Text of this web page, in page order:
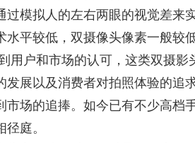
过模拟人的左右两眼的视觉差来
水平较低，双摄像头像素一般较
用户和市场的认可，这类双摄影
发展以及消费者对拍照体验的追
市场的追捧。如今已有不少高档
庭。